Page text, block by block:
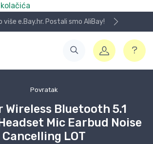
više e.Bay.hr. Postali smo AliBay!
Povratak
Wireless Bluetooth 5.1
Mic Earbud Noise
Cancelling LOT